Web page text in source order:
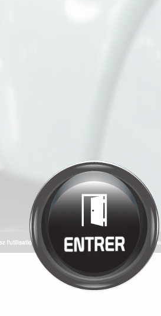
Bienvenue chez
GARAGE
PHILIBERT
Cliquez pour entrer